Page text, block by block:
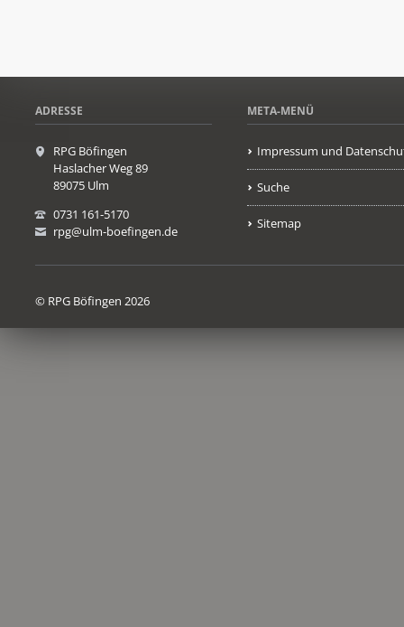
ADRESSE
RPG Böfingen
Haslacher Weg 89
89075 Ulm
0731 161-5170
rpg@ulm-boefingen.de
META-MENÜ
Impressum und
Suche
Sitemap
© RPG Böfingen 2026